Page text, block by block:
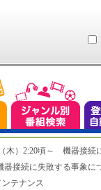
木）2:20頃～ 機器接続
器接続に失敗する事象に
ンテナンス